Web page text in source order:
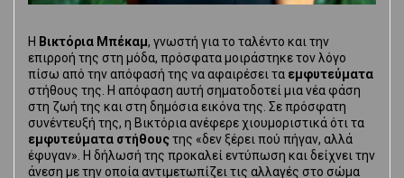
Η Βικτόρια Μπέκαμ, γνωστή για το ταλέντο και την
επιρροή της στη μόδα, πρόσφατα μοιράστηκε τον λόγο
πίσω από την απόφασή της να αφαιρέσει τα εμφυτεύματα
στήθους της. Η απόφαση αυτή σηματοδοτεί μια νέα φάση
στη ζωή της και στη δημόσια εικόνα της. Σε πρόσφατη
συνέντευξή της, η Βικτόρια ανέφερε χιουμοριστικά ότι τα
εμφυτεύματα στήθουςτης «δεν ξέρει πού πήγαν, αλλά
έφυγαν». Η δήλωσή της προκαλεί εντύπωση και δείχνει την
άνεση με την οποία αντιμετωπίζει τις αλλαγές στο σώμα